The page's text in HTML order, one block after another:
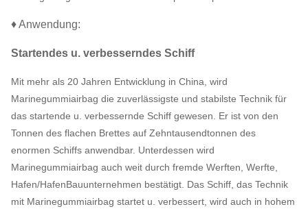
♦ Anwendung:
Startendes u. verbesserndes Schiff
Mit mehr als 20 Jahren Entwicklung in China, wird
Marinegummiairbag die zuverlässigste und stabilste Technik für
das startende u. verbessernde Schiff gewesen. Er ist von den
Tonnen des flachen Brettes auf Zehntausendtonnen des
enormen Schiffs anwendbar. Unterdessen wird
Marinegummiairbag auch weit durch fremde Werften, Werfte,
Hafen/HafenBauunternehmen bestätigt. Das Schiff, das Technik
mit Marinegummiairbag startet u. verbessert, wird auch in hohem